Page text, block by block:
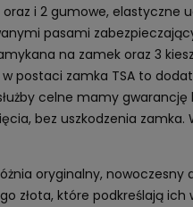
i 2 gumowe, elastyczne
pasami
na zamek oraz 3
postaci zamka TSA to
celne mamy
bez uszkodzenia zamka.
oryginalny,
złota, które podkreślają